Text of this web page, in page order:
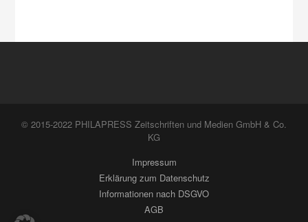
© 2015-2022 PHILAPRESS Zeitschriften und Medien GmbH & Co.
KG
Impressum
Erklärung zum Datenschutz
Informationen nach DSGVO
AGB